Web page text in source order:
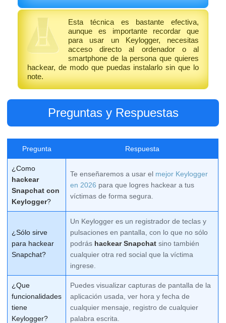
Esta técnica es bastante efectiva,
aunque es importante recordar que
para usar un Keylogger, necesitas
acceso directo al ordenador o al
smartphone de la persona que quieres
hackear, de modo que puedas instalarlo sin que lo
note.
Preguntas y Respuestas
Pregunta Respuesta
¿Como
hackear
Snapchat con
Keylogger?
Te enseñaremos a usar el mejor Keylogger
en 2026 para que logres hackear a tus
víctimas de forma segura.
¿Sólo sirve
para hackear
Snapchat?
Un Keylogger es un registrador de teclas y
pulsaciones en pantalla, con lo que no sólo
podrás hackear Snapchat sino también
cualquier otra red social que la víctima
ingrese.
¿Que
funcionalidades
tiene
Keylogger?
Puedes visualizar capturas de pantalla de la
aplicación usada, ver hora y fecha de
cualquier mensaje, registro de cualquier
palabra escrita.